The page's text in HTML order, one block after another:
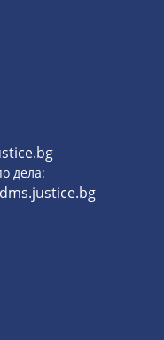
дела: